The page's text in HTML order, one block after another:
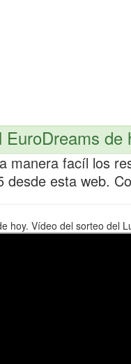
EuroDreams de
manera facíl los
desde esta web.
hoy. Vídeo del sorteo del